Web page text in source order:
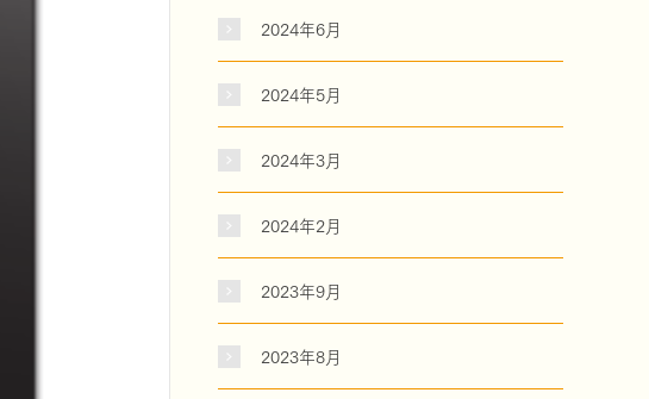
2024年6月
2024年5月
2024年3月
2024年2月
2023年9月
2023年8月